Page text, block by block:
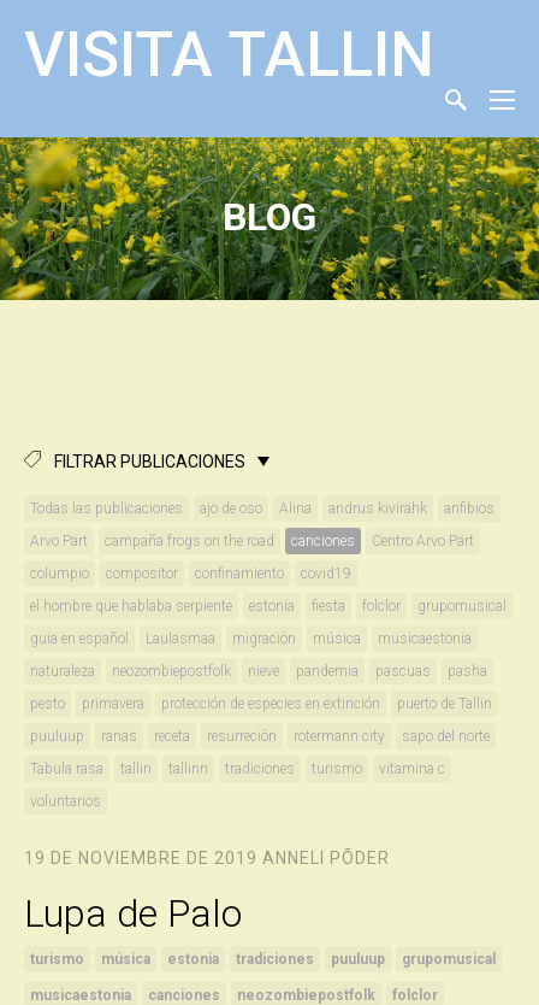
VISITA TALLIN
BLOG
FILTRAR PUBLICACIONES
Todas las publicaciones ajo de oso Alina andrus kivirähk
anfibios
Arvo Pärt
campaña frogs on the road canciones
Centro Arvo Pärt
columpio
compositor confinamiento
covid19
el hombre que hablaba serpiente
estonia fiesta folclor
grupomusical
guia en español
Laulasmaa migración música
musicaestonia
naturaleza
neozombiepostfolk nieve pandemia pascuas
pasha
pesto
primavera protección de especies en extinción
puerto de Tallin
puuluup
ranas receta resurreción rotermann city
sapo del norte
Tabula rasa
tallin tallinn tradiciones turismo
vitamina c
voluntarios
19 DE NOVIEMBRE DE 2019 ANNELI PÕDER
Lupa de Palo
turismo música estonia tradiciones puuluup grupomusical
musicaestonia canciones neozombiepostfolk folclor